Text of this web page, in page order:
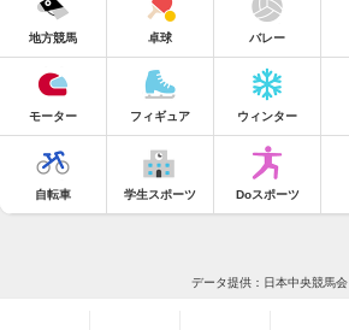
地方競馬 卓球 バレー
モーター フィギュア ウィンター
自転車 学生スポーツ Doスポーツ
データ提供：日本中央競馬会